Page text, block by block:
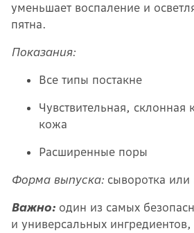
уменьшает воспаление и
пятна.
Показания:
Все типы постакне
Чувствительная,
кожа
Расширенные поры
Форма выпуска: сыворотка или
Важно: один из самых
и универсальных ингредиентов,